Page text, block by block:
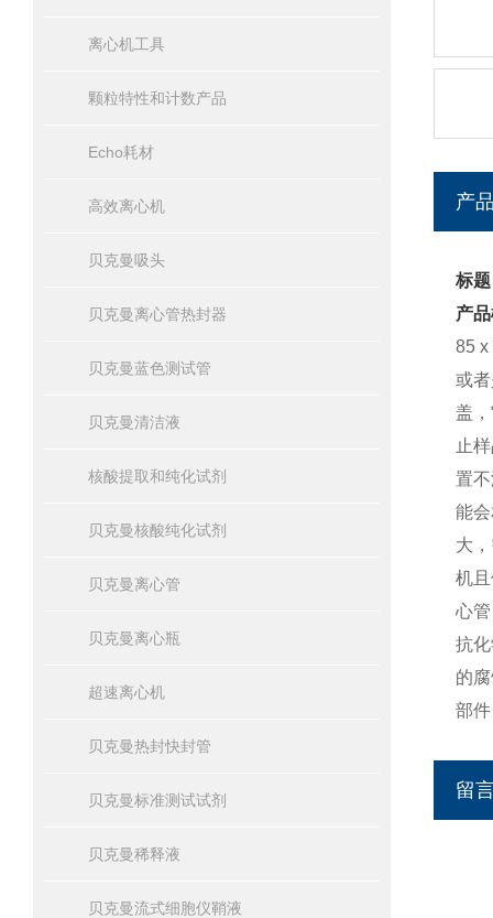
离心机工具
颗粒特性和计数产品
Echo耗材
高效离心机
贝克曼吸头
贝克曼离心管热封器
贝克曼蓝色测试管
贝克曼清洁液
核酸提取和纯化试剂
贝克曼核酸纯化试剂
贝克曼离心管
贝克曼离心瓶
超速离心机
贝克曼热封快封管
贝克曼标准测试试剂
贝克曼稀释液
贝克曼流式细胞仪鞘液
产
标
产
85 x
或
盖
止
置
能
大
机
心
抗
的
部
留